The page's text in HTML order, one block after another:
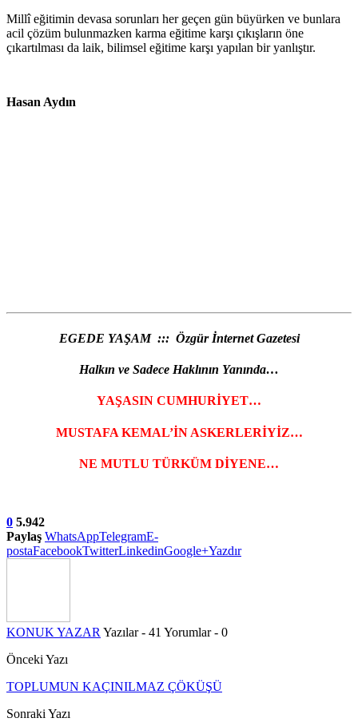
Millî eğitimin devasa sorunları her geçen gün büyürken ve bunlara
acil çözüm bulunmazken karma eğitime karşı çıkışların öne
çıkartılması da laik, bilimsel eğitime karşı yapılan bir yanlıştır.
Hasan Aydın
EGEDE YAŞAM ::: Özgür İnternet Gazetesi
Halkın ve Sadece Haklının Yanında…
YAŞASIN CUMHURİYET…
MUSTAFA KEMAL’İN ASKERLERİYİZ…
NE MUTLU TÜRKÜM DİYENE…
0 5.942
Paylaş WhatsAppTelegramE-
postaFacebookTwitterLinkedinGoogle+Yazdır
KONUK YAZAR Yazılar - 41 Yorumlar - 0
Önceki Yazı
TOPLUMUN KAÇINILMAZ ÇÖKÜŞÜ
Sonraki Yazı